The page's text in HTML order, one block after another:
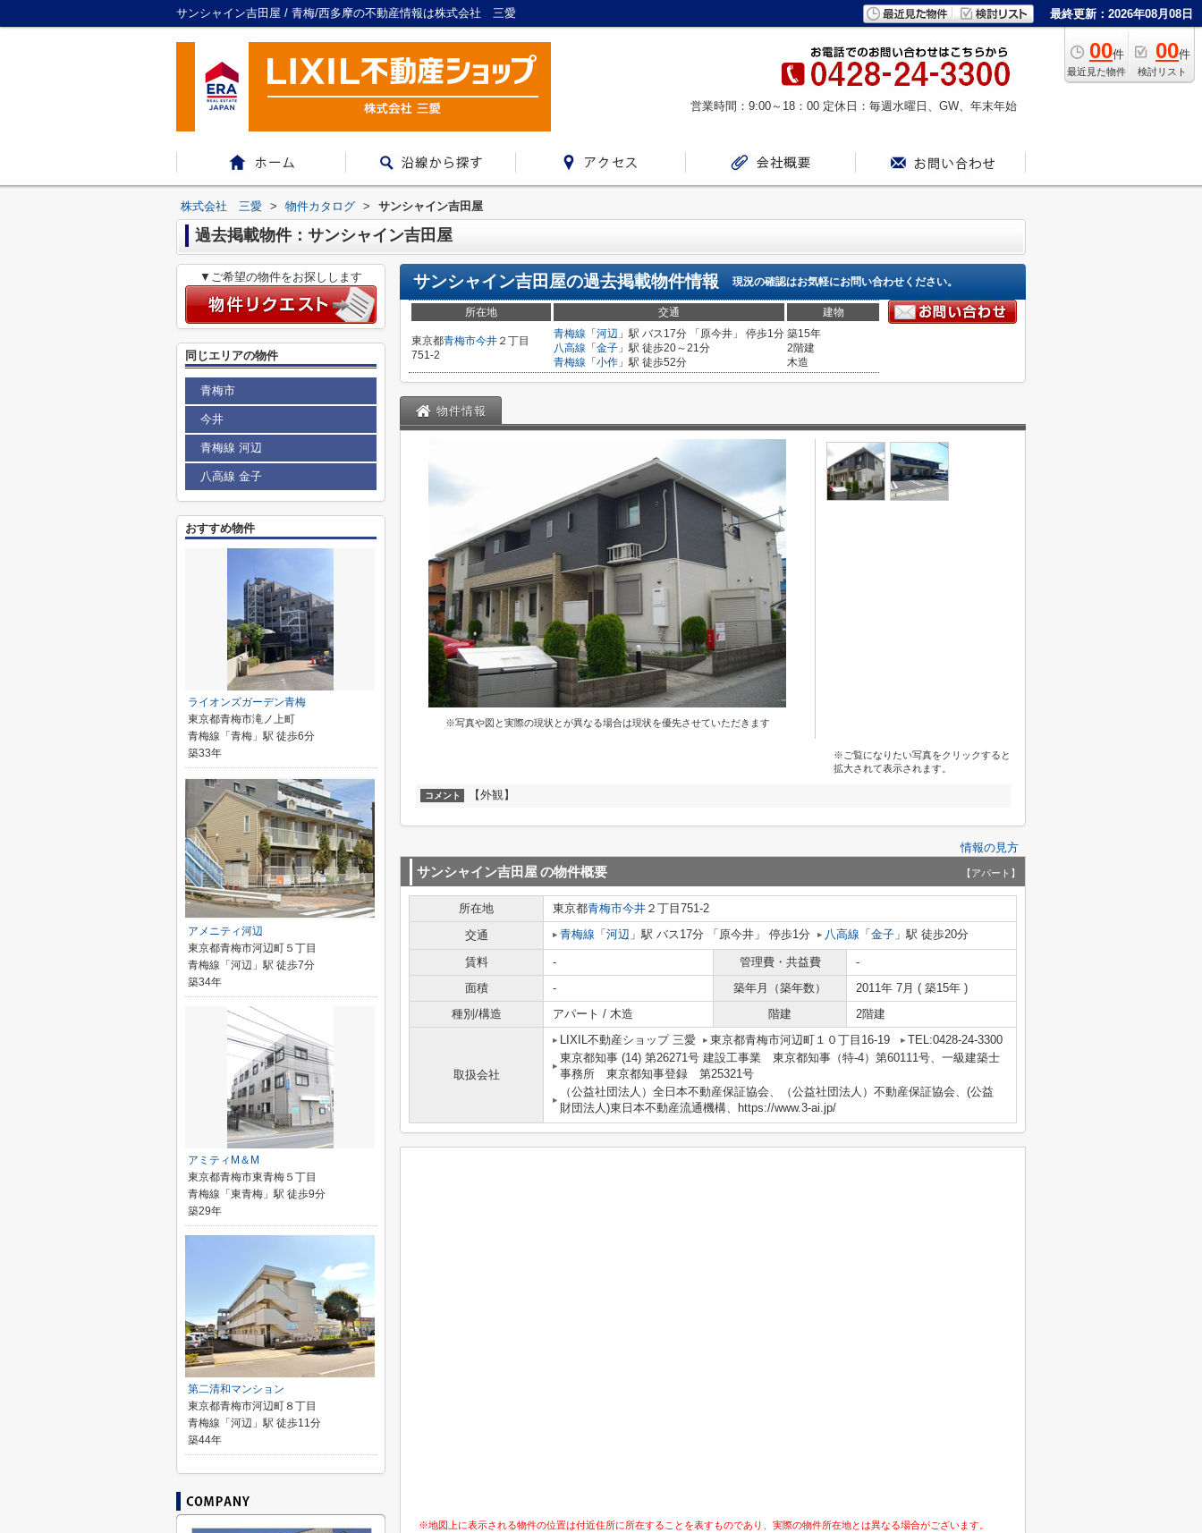
サンシャイン吉田屋 / 青梅/西多摩の不動産情報は株式会社 三愛 最終更新：2026年08月08日
00件
最近見た物件
00件
検討リスト
営業時間：9:00～18：00 定休日：毎週水曜日、GW、年末年始
株式会社 三愛 > 物件カタログ > サンシャイン吉田屋
過去掲載物件：サンシャイン吉田屋
サンシャイン吉田屋の過去掲載物件情報 現況の確認はお気軽にお問い合わせください。
所在地 交通 建物
東京都青梅市今井 ２丁目
751-2
青梅線 「 河辺 」駅 バス17分 「原今井」 停歩1分
八高線 「 金子 」駅 徒歩20～21分
青梅線 「 小作 」駅 徒歩52分
築15年
2階建
木造
物件情報
※写真や図と実際の現状とが異なる場合は現状を優先させていただきます
※ご覧になりたい写真をクリックすると
拡大されて表示されます。
コメント 【外観】
情報の見方
サンシャイン吉田屋の物件概要 【アパート】
所在地 東京都青梅市今井 ２丁目751-2
交通
青梅線 「 河辺 」駅 バス17分 「原今井」 停歩1分 八高線 「 金子 」駅 徒歩20分
賃料 - 管理費・共益費
-
面積
- 築年月（築年数）
2011年 7月 ( 築15年 )
種別/構造
アパート / 木造 階建 2階建
取扱会社
LIXIL不動産ショップ 三愛 東京都青梅市河辺町１０丁目16-19
TEL:0428-24-3300
東京都知事 (14) 第26271号 建設工事業 東京都知事（特-4）第60111号、一級建築士
事務所 東京都知事登録 第25321号
（公益社団法人）全日本不動産保証協会、（公益社団法人）不動産保証協会、(公益
財団法人)東日本不動産流通機構、https://www.3-ai.jp/
※地図上に表示される物件の位置は付近住所に所在することを表すものであり、実際の物件所在地とは異なる場合がございます。
▼ご希望の物件をお探しします
同じエリアの物件
青梅市
今井
青梅線 河辺
八高線 金子
おすすめ物件
ライオンズガーデン青梅
東京都青梅市滝ノ上町
青梅線「青梅」駅 徒歩6分
築33年
アメニティ河辺
東京都青梅市河辺町５丁目
青梅線「河辺」駅 徒歩7分
築34年
アミティM＆M
東京都青梅市東青梅５丁目
青梅線「東青梅」駅 徒歩9分
築29年
第二清和マンション
東京都青梅市河辺町８丁目
青梅線「河辺」駅 徒歩11分
築44年